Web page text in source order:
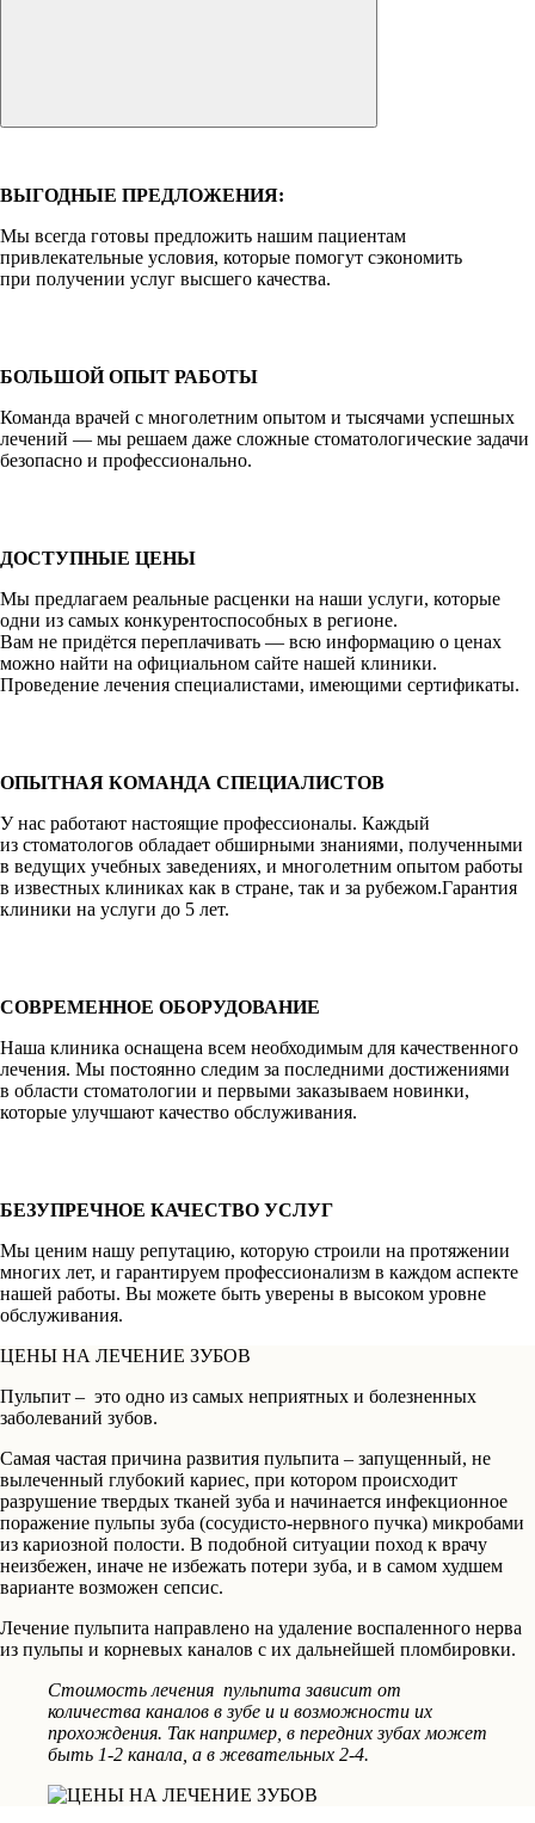
ВЫГОДНЫЕ ПРЕДЛОЖЕНИЯ:
Мы всегда готовы предложить нашим пациентам
привлекательные условия, которые помогут сэкономить
при получении услуг высшего качества.
БОЛЬШОЙ ОПЫТ РАБОТЫ
Команда врачей с многолетним опытом и тысячами успешных
лечений — мы решаем даже сложные стоматологические задачи
безопасно и профессионально.
ДОСТУПНЫЕ ЦЕНЫ
Мы предлагаем реальные расценки на наши услуги, которые
одни из самых конкурентоспособных в регионе.
Вам не придётся переплачивать — всю информацию о ценах
можно найти на официальном сайте нашей клиники.
Проведение лечения специалистами, имеющими сертификаты.
ОПЫТНАЯ КОМАНДА СПЕЦИАЛИСТОВ
У нас работают настоящие профессионалы. Каждый
из стоматологов обладает обширными знаниями, полученными
в ведущих учебных заведениях, и многолетним опытом работы
в известных клиниках как в стране, так и за рубежом.Гарантия
клиники на услуги до 5 лет.
СОВРЕМЕННОЕ ОБОРУДОВАНИЕ
Наша клиника оснащена всем необходимым для качественного
лечения. Мы постоянно следим за последними достижениями
в области стоматологии и первыми заказываем новинки,
которые улучшают качество обслуживания.
БЕЗУПРЕЧНОЕ КАЧЕСТВО УСЛУГ
Мы ценим нашу репутацию, которую строили на протяжении
многих лет, и гарантируем профессионализм в каждом аспекте
нашей работы. Вы можете быть уверены в высоком уровне
обслуживания.
ЦЕНЫ НА ЛЕЧЕНИЕ ЗУБОВ
Пульпит – это одно из самых неприятных и болезненных
заболеваний зубов.
Самая частая причина развития пульпита – запущенный, не
вылеченный глубокий кариес, при котором происходит
разрушение твердых тканей зуба и начинается инфекционное
поражение пульпы зуба (сосудисто-нервного пучка) микробами
из кариозной полости. В подобной ситуации поход к врачу
неизбежен, иначе не избежать потери зуба, и в самом худшем
варианте возможен сепсис.
Лечение пульпита направлено на удаление воспаленного нерва
из пульпы и корневых каналов с их дальнейшей пломбировки.
Стоимость лечения пульпита зависит от
количества каналов в зубе и и возможности их
прохождения. Так например, в передних зубах может
быть 1-2 канала, а в жевательных 2-4.